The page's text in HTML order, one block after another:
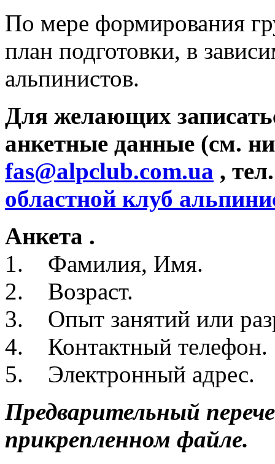
По мере формирования
план подготовки, в
альпинистов.
Для желающих
анкетные данные (см.
fas@alpclub.com.ua ,
областной клуб
Анкета .
1. Фамилия, Имя.
2. Возраст.
3. Опыт занятий или
4. Контактный телефон.
5. Электронный адрес.
Предварительный
прикрепленном файле.